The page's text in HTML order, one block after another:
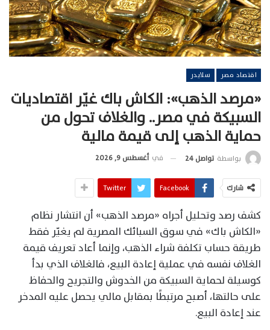
اقتصاد مصر سلايدر
«مرصد الذهب»: الكاش باك غيّر اقتصاديات
السبيكة في مصر.. والغلاف تحول من
حماية الذهب إلى قيمة مالية
بواسطة تواصل 24 في أغسطس 9, 2026
شارك Facebook
Twitter
كشف رصد وتحليل أجراه «مرصد الذهب» أن انتشار نظام
«الكاش باك» في سوق السبائك المصرية لم يغيّر فقط
طريقة حساب تكلفة شراء الذهب، وإنما أعاد تعريف قيمة
الغلاف نفسه في عملية إعادة البيع، فالغلاف الذي بدأ
كوسيلة لحماية السبيكة من الخدوش والتجريح والحفاظ
على حالتها، أصبح مرتبطًا بمقابل مالي يحصل عليه المدخر
عند إعادة البيع.